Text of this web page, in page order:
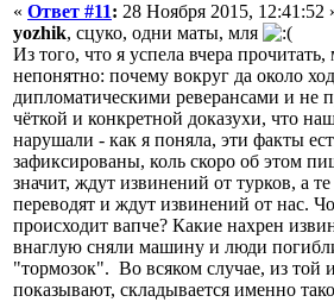
« Ответ #11: 28 Ноября 2015, 12:41:52
yozhik, сцуко, одни маты, мля
Из того, что я успела вчера
непонятно: почему вокруг да около
дипломатическими реверансами и не
чёткой и конкретной доказухи, что
нарушали - как я поняла, эти факты
зафиксированы, коль скоро об этом
значит, ждут извинений от турков, а
переводят и ждут извинений от нас.
происходит вапче? Какие нахрен
внаглую сняли машину и люди
"тормозок". Во всяком случае, из той
показывают, складывается именно